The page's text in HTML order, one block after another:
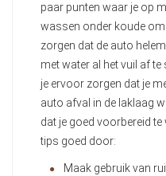
paar punten waar je op
wassen onder koude
zorgen dat de auto
met water al het vuil af te
je ervoor zorgen dat je
auto afval in de laklaag
dat je goed voorbereid
tips goed door:
Maak gebruik van